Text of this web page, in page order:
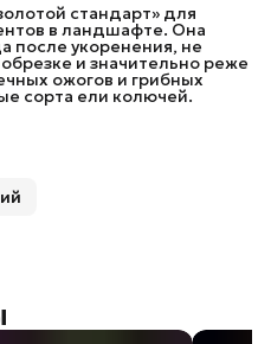
стандарт» для
в ландшафте. Она
после укоренения, не
и значительно реже
ожогов и грибных
сорта ели колючей.